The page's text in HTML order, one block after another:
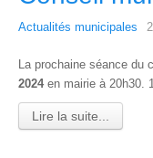
Actualités municipales
La prochaine séance du
2024en mairie à 20h30.
Lire la suite...